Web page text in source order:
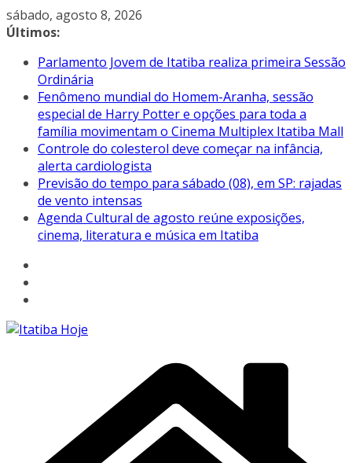
Pular
para
conteúdo
sábado, agosto 8, 2026
Últimos:
Parlamento Jovem de Itatiba realiza primeira Sessão
Ordinária
Fenômeno mundial do Homem-Aranha, sessão
especial de Harry Potter e opções para toda a
família movimentam o Cinema Multiplex Itatiba Mall
Controle do colesterol deve começar na infância,
alerta cardiologista
Previsão do tempo para sábado (08), em SP: rajadas
de vento intensas
Agenda Cultural de agosto reúne exposições,
cinema, literatura e música em Itatiba